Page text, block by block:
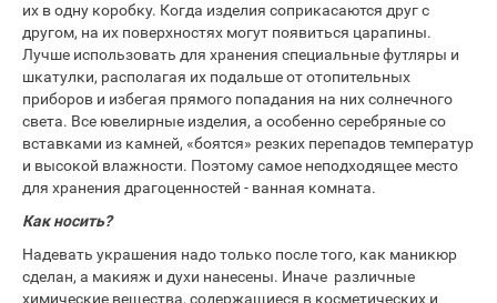
их в одну коробку. Когда изделия соприкасаются друг с
другом, на их поверхностях могут появиться царапины.
Лучше использовать для хранения специальные футляры и
шкатулки, располагая их подальше от отопительных
приборов и избегая прямого попадания на них солнечного
света. Все ювелирные изделия, а особенно серебряные со
вставками из камней, «боятся» резких перепадов температур
и высокой влажности. Поэтому самое неподходящее место
для хранения драгоценностей - ванная комната.
Как носить?
Надевать украшения надо только после того, как маникюр
сделан, а макияж и духи нанесены. Иначе различные
химические вещества, содержащиеся в косметических и